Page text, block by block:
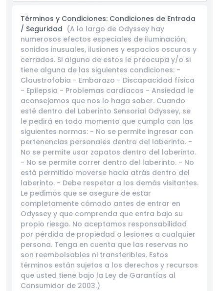
Ubicación
Cómo Canjear
Política de Cancelación
Términos y Condiciones: Condiciones de Entrada
/ Seguridad (A lo largo de Odyssey hay
numerosos efectos especiales de iluminación,
sonidos inusuales, ilusiones y espacios oscuros y
cerrados. Si alguno de estos le preocupa y/o si
tiene alguna de las siguientes condiciones: -
Claustrofobia - Embarazo - Discapacidad física
- Epilepsia - Problemas cardíacos - Ansiedad le
aconsejamos que nos lo haga saber. Cuando
esté dentro del Laberinto Sensorial Odyssey, se
le pedirá en todo momento que cumpla con las
siguientes normas: - No se permite ingresar con
pertenencias personales dentro del laberinto. -
No se permite usar zapatos dentro del laberinto.
- No se permite correr dentro del laberinto. - No
está permitido moverse hacia atrás dentro del
laberinto. - Debe respetar a los demás visitantes.
Le pedimos que se asegure de estar
completamente cómodo antes de entrar en
Odyssey y que comprenda que entra bajo su
propio riesgo. No aceptamos responsabilidad
por pérdida de propiedad o lesiones a cualquier
persona. Tenga en cuenta que las reservas no
son reembolsables ni transferibles. Estos
términos están sujetos a los derechos y recursos
que usted tiene bajo la Ley de Garantías al
Consumidor de 2003.)